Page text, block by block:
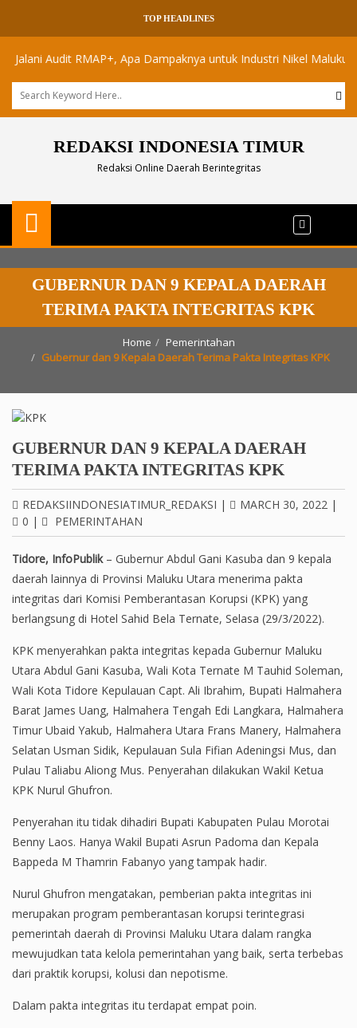
TOP HEADLINES
Audit RMAP+, Apa Dampaknya untuk Industri Nikel Maluku Utara?
REDAKSI INDONESIA TIMUR
Redaksi Online Daerah Berintegritas
GUBERNUR DAN 9 KEPALA DAERAH
TERIMA PAKTA INTEGRITAS KPK
Home
Pemerintahan
Gubernur dan 9 Kepala Daerah Terima Pakta Integritas KPK
GUBERNUR DAN 9 KEPALA DAERAH
TERIMA PAKTA INTEGRITAS KPK
REDAKSIINDONESIATIMUR_REDAKSI | MARCH 30, 2022 |
0 | PEMERINTAHAN
Tidore, InfoPublik– Gubernur Abdul Gani Kasuba dan 9 kepala
daerah lainnya di Provinsi Maluku Utara menerima pakta
integritas dari Komisi Pemberantasan Korupsi (KPK) yang
berlangsung di Hotel Sahid Bela Ternate, Selasa (29/3/2022).
KPK menyerahkan pakta integritas kepada Gubernur Maluku
Utara Abdul Gani Kasuba, Wali Kota Ternate M Tauhid Soleman,
Wali Kota Tidore Kepulauan Capt. Ali Ibrahim, Bupati Halmahera
Barat James Uang, Halmahera Tengah Edi Langkara, Halmahera
Timur Ubaid Yakub, Halmahera Utara Frans Manery, Halmahera
Selatan Usman Sidik, Kepulauan Sula Fifian Adeningsi Mus, dan
Pulau Taliabu Aliong Mus. Penyerahan dilakukan Wakil Ketua
KPK Nurul Ghufron.
Penyerahan itu tidak dihadiri Bupati Kabupaten Pulau Morotai
Benny Laos. Hanya Wakil Bupati Asrun Padoma dan Kepala
Bappeda M Thamrin Fabanyo yang tampak hadir.
Nurul Ghufron mengatakan, pemberian pakta integritas ini
merupakan program pemberantasan korupsi terintegrasi
pemerintah daerah di Provinsi Maluku Utara dalam rangka
mewujudkan tata kelola pemerintahan yang baik, serta terbebas
dari praktik korupsi, kolusi dan nepotisme.
Dalam pakta integritas itu terdapat empat poin.